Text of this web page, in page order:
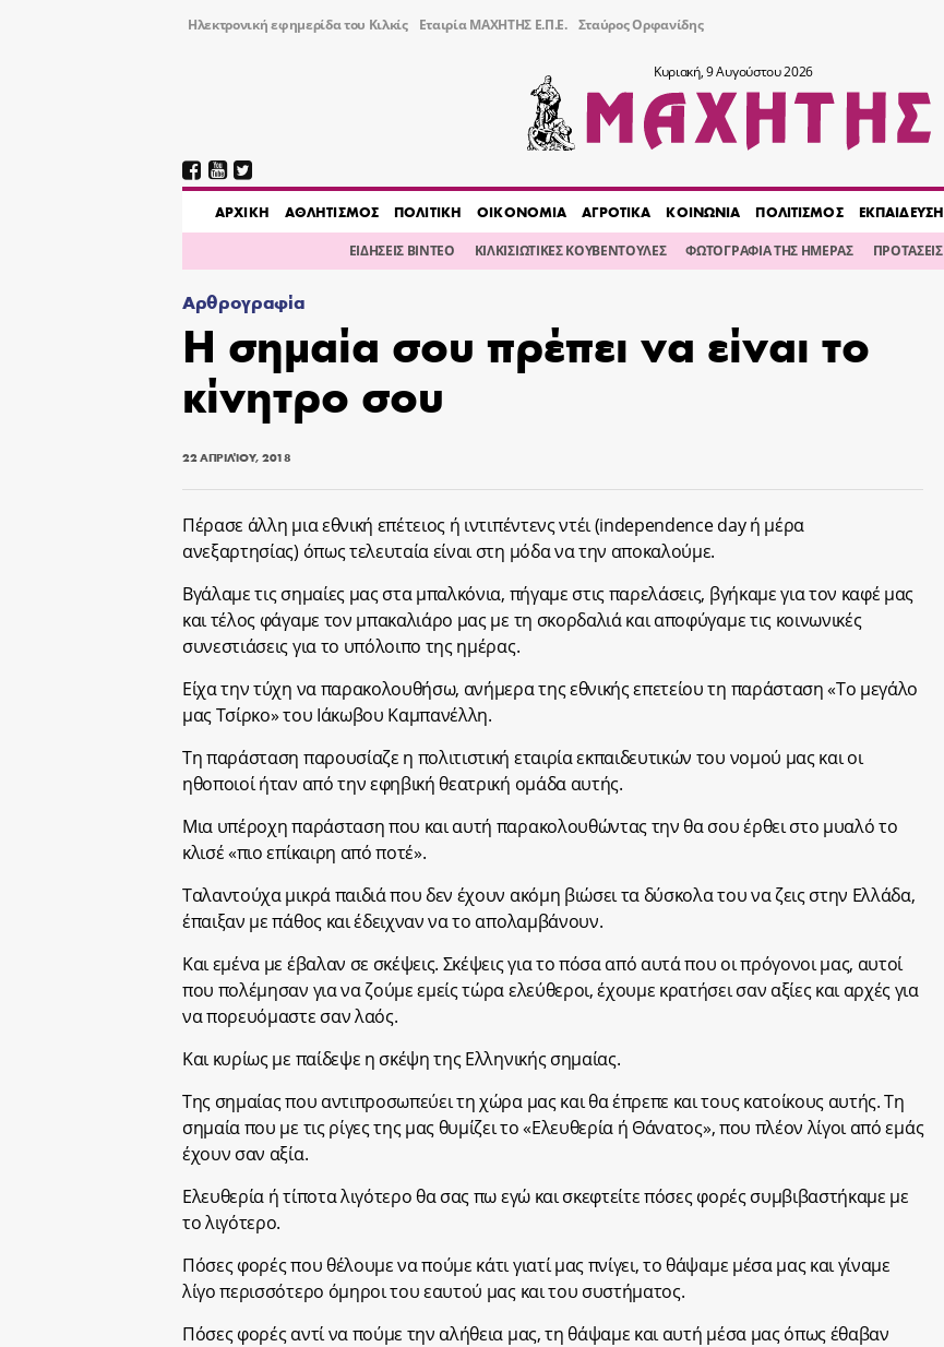
Ηλεκτρονική εφημερίδα του Κιλκίς Εταιρία ΜΑΧΗΤΗΣ Ε.Π.Ε. Σταύρος Ορφανίδης
Κυριακή, 9 Αυγούστου 2026
AΡΧΙΚΗ ΑΘΛΗΤΙΣΜΟΣ ΠΟΛΙΤΙΚΗ ΟΙΚΟΝΟΜΙΑ ΑΓΡΟΤΙΚΑ ΚΟΙΝΩΝΙΑ ΠΟΛΙΤΙΣΜΟΣ ΕΚΠΑΙΔΕΥΣΗ
ΕΙΔΗΣΕΙΣ ΒΙΝΤΕΟ ΚΙΛΚΙΣΙΩΤΙΚΕΣ ΚΟΥΒΕΝΤΟΥΛΕΣ ΦΩΤΟΓΡΑΦΙΑ ΤΗΣ ΗΜΕΡΑΣ ΠΡΟΤΑΣΕΙΣ
Αρθρογραφία
Η σημαία σου πρέπει να είναι το
κίνητρο σου
22 ΑΠΡΙΛΊΟΥ, 2018
Πέρασε άλλη μια εθνική επέτειος ή ιντιπέντενς ντέι (independence day ή μέρα
ανεξαρτησίας) όπως τελευταία είναι στη μόδα να την αποκαλούμε.
Βγάλαμε τις σημαίες μας στα μπαλκόνια, πήγαμε στις παρελάσεις, βγήκαμε για τον καφέ μας
και τέλος φάγαμε τον μπακαλιάρο μας με τη σκορδαλιά και αποφύγαμε τις κοινωνικές
συνεστιάσεις για το υπόλοιπο της ημέρας.
Είχα την τύχη να παρακολουθήσω, ανήμερα της εθνικής επετείου τη παράσταση «Το μεγάλο
μας Τσίρκο» του Ιάκωβου Καμπανέλλη.
Τη παράσταση παρουσίαζε η πολιτιστική εταιρία εκπαιδευτικών του νομού μας και οι
ηθοποιοί ήταν από την εφηβική θεατρική ομάδα αυτής.
Μια υπέροχη παράσταση που και αυτή παρακολουθώντας την θα σου έρθει στο μυαλό το
κλισέ «πιο επίκαιρη από ποτέ».
Ταλαντούχα μικρά παιδιά που δεν έχουν ακόμη βιώσει τα δύσκολα του να ζεις στην Ελλάδα,
έπαιξαν με πάθος και έδειχναν να το απολαμβάνουν.
Και εμένα με έβαλαν σε σκέψεις. Σκέψεις για το πόσα από αυτά που οι πρόγονοι μας, αυτοί
που πολέμησαν για να ζούμε εμείς τώρα ελεύθεροι, έχουμε κρατήσει σαν αξίες και αρχές για
να πορευόμαστε σαν λαός.
Και κυρίως με παίδεψε η σκέψη της Ελληνικής σημαίας.
Της σημαίας που αντιπροσωπεύει τη χώρα μας και θα έπρεπε και τους κατοίκους αυτής. Τη
σημαία που με τις ρίγες της μας θυμίζει το «Ελευθερία ή Θάνατος», που πλέον λίγοι από εμάς
έχουν σαν αξία.
Ελευθερία ή τίποτα λιγότερο θα σας πω εγώ και σκεφτείτε πόσες φορές συμβιβαστήκαμε με
το λιγότερο.
Πόσες φορές που θέλουμε να πούμε κάτι γιατί μας πνίγει, το θάψαμε μέσα μας και γίναμε
λίγο περισσότερο όμηροι του εαυτού μας και του συστήματος.
Πόσες φορές αντί να πούμε την αλήθεια μας, τη θάψαμε και αυτή μέσα μας όπως έθαβαν